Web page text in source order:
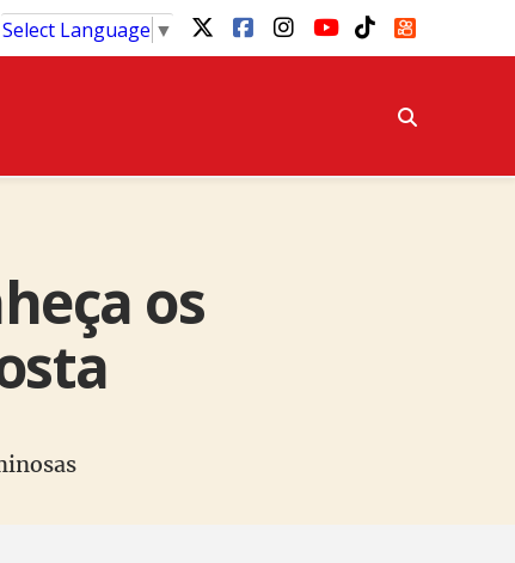
Select Language ▼
os